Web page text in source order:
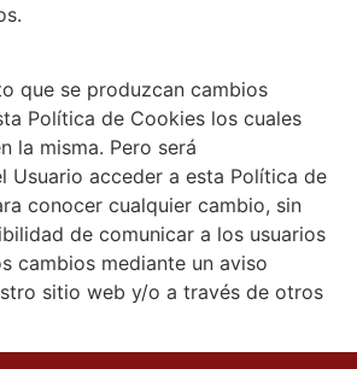
que se produzcan cambios
Política de Cookies los cuales
la misma. Pero será
Usuario acceder a esta Política de
conocer cualquier cambio, sin
de comunicar a los usuarios
cambios mediante un aviso
sitio web y/o a través de otros